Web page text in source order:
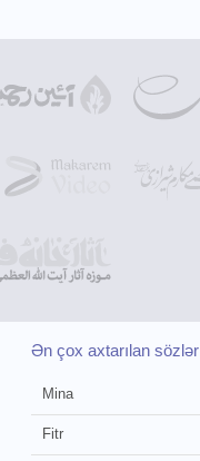
Ən çox axtarılan sözlər
Mina
Fitr